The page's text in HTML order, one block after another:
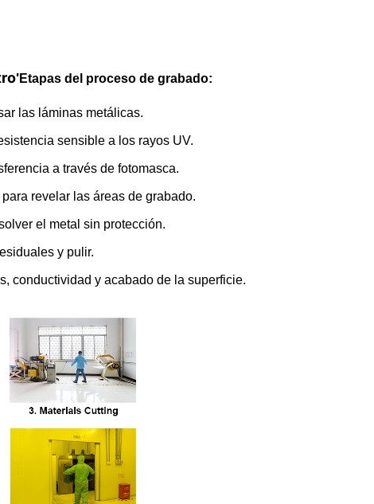
'Etapas del proceso de grabado:
las láminas metálicas.
sensible a los rayos UV.
a través de fotomasca.
revelar las áreas de grabado.
el metal sin protección.
y pulir.
conductividad y acabado de la superficie.